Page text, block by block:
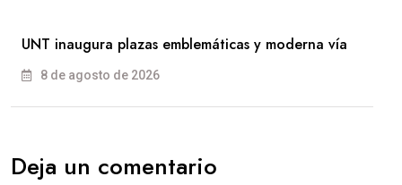
UNT inaugura plazas emblemáticas y moderna vía
8 de agosto de 2026
Deja un comentario